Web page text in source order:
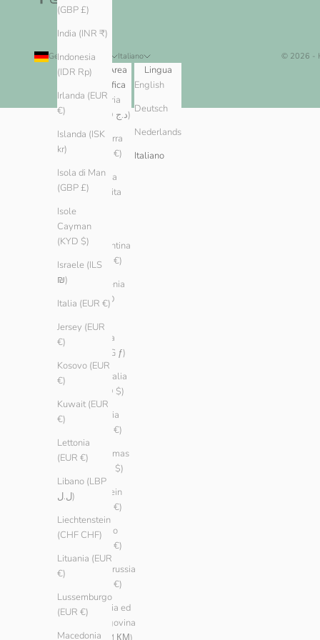
(GBP £)
India (INR ₹)
Indonesia
(IDR Rp)
Irlanda (EUR
€)
Islanda (ISK
kr)
Isola di Man
(GBP £)
Isole
Cayman
(KYD $)
Israele (ILS
₪)
Italia (EUR €)
Jersey (EUR
€)
Kosovo (EUR
€)
Kuwait (EUR
€)
Lettonia
(EUR €)
Libano (LBP
ل.ل)
Liechtenstein
(CHF CHF)
Lituania (EUR
€)
Lussemburgo
(EUR €)
Macedonia
Germania (EUR €)
Paese/Area
geografica
Algeria
(DZD د.ج)
Andorra
(EUR €)
Arabia
Saudita
Argentina
(EUR €)
Armenia
(AMD
Aruba
(AWG ƒ)
Australia
(AUD $)
Austria
(EUR €)
Bahamas
(BSD $)
Bahrein
(EUR €)
Belgio
(EUR €)
Bielorussia
(EUR €)
Bosnia ed
Erzegovina
Italiano
Lingua
English
Deutsch
Nederlands
Italiano
© 2026 -